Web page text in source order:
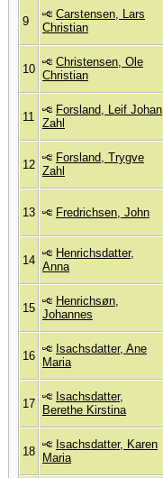
9
Carstensen, Lars
Christian
10
Christensen, Ole
Christian
11
Forsland, Leif Johan
Zahl
12
Forsland, Trygve
Zahl
13 Fredrichsen, John
14
Henrichsdatter,
Anna
15
Henrichsøn,
Johannes
16
Isachsdatter, Ane
Maria
17
Isachsdatter,
Berethe Kirstina
18
Isachsdatter, Karen
Maria